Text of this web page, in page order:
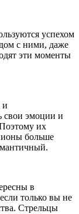
успехом
с ними, даже
эти моменты
и
свои эмоции и
их
больше
в
только вы не
Стрельцы